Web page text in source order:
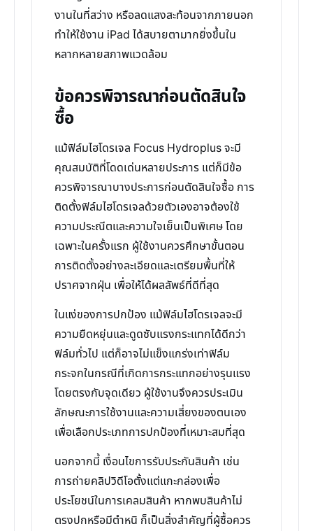
งานในที่สว่าง หรือลดแสงสะท้อนจากภายนอก
ทำให้ใช้งาน iPad ได้สบายตามากยิ่งขึ้นใน
หลากหลายสภาพแวดล้อม
ข้อควรพิจารณาก่อนตัดสินใจ
ซื้อ
แม้ฟิล์มไฮโดรเจล Focus Hydroplus จะมี
คุณสมบัติที่โดดเด่นหลายประการ แต่ก็มีข้อ
ควรพิจารณาบางประการก่อนตัดสินใจซื้อ การ
ติดตั้งฟิล์มไฮโดรเจลด้วยตัวเองอาจต้องใช้
ความประณีตและความใจเย็นเป็นพิเศษ โดย
เฉพาะในครั้งแรก ผู้ใช้งานควรศึกษาขั้นตอน
การติดตั้งอย่างละเอียดและเตรียมพื้นที่ให้
ปราศจากฝุ่น เพื่อให้ได้ผลลัพธ์ที่ดีที่สุด
ในแง่ของการปกป้อง แม้ฟิล์มไฮโดรเจลจะมี
ความยืดหยุ่นและดูดซับแรงกระแทกได้ดีกว่า
ฟิล์มทั่วไป แต่ก็อาจไม่แข็งแกร่งเท่าฟิล์ม
กระจกในกรณีที่เกิดการกระแทกอย่างรุนแรง
โดยตรงกับจุดเดียว ผู้ใช้งานจึงควรประเมิน
ลักษณะการใช้งานและความเสี่ยงของตนเอง
เพื่อเลือกประเภทการปกป้องที่เหมาะสมที่สุด
นอกจากนี้ เงื่อนไขการรับประกันสินค้า เช่น
การถ่ายคลิปวิดีโอตั้งแต่แกะกล่องเพื่อ
ประโยชน์ในการเคลมสินค้า หากพบสินค้าไม่
ตรงปกหรือมีตำหนิ ก็เป็นสิ่งสำคัญที่ผู้ซื้อควร